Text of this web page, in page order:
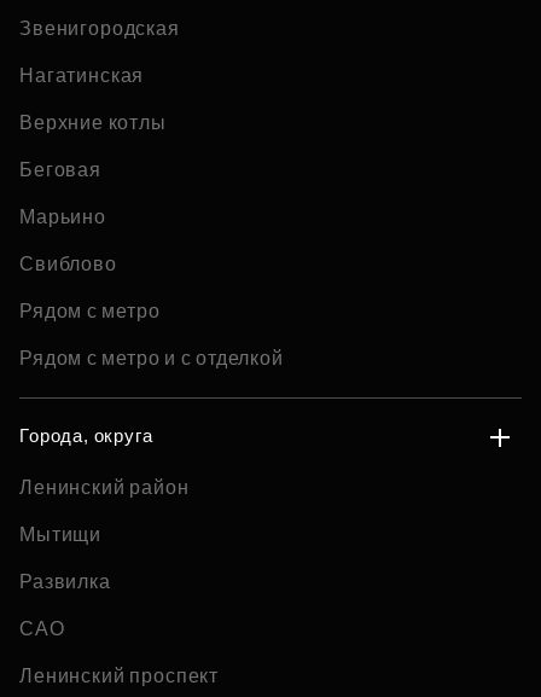
Звенигородская
Нагатинская
Верхние котлы
Беговая
Марьино
Свиблово
Рядом с метро
Рядом с метро и с отделкой
Города, округа
Ленинский район
Мытищи
Развилка
САО
Ленинский проспект